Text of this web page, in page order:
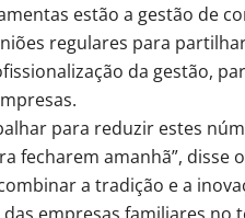
estão a gestão de
regulares para
da gestão,
para reduzir estes
fecharem amanhã”, disse
a tradição e a